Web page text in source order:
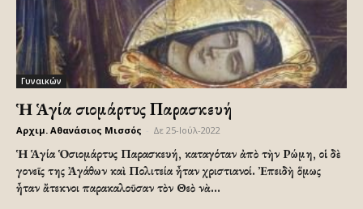
Γυναικών
Ἡ Ἁγία Ὁσιομάρτυς Παρασκευή
Αρχιμ. Αθανάσιος Μισσός Δε 25-Ιούλ-2022
Ἡ Ἁγία Ὁσιομάρτυς Παρασκευή, καταγόταν ἀπὸ τὴν Ρώμη, οἱ δὲ
γονεῖς της Ἀγάθων καὶ Πολιτεία ἦταν χριστιανοί. Ἐπειδὴ ὅμως
ἦταν ἄτεκνοι παρακαλοῦσαν τὸν Θεὸ νὰ...